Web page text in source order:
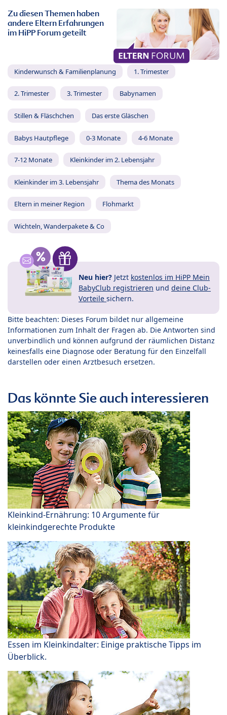
Zu diesen Themen haben
andere Eltern Erfahrungen
im HiPP Forum geteilt
Kinderwunsch & Familienplanung 1. Trimester
2. Trimester 3. Trimester Babynamen
Stillen & Fläschchen Das erste Gläschen
Babys Hautpflege 0-3 Monate 4-6 Monate
7-12 Monate Kleinkinder im 2. Lebensjahr
Kleinkinder im 3. Lebensjahr Thema des Monats
Eltern in meiner Region Flohmarkt
Wichteln, Wanderpakete & Co
Neu hier? Jetzt kostenlos im HiPP Mein
BabyClub registrieren und deine Club-
Vorteile sichern.
Bitte beachten: Dieses Forum bildet nur allgemeine
Informationen zum Inhalt der Fragen ab. Die Antworten sind
unverbindlich und können aufgrund der räumlichen Distanz
keinesfalls eine Diagnose oder Beratung für den Einzelfall
darstellen oder einen Arztbesuch ersetzen.
Das könnte Sie auch interessieren
Kleinkind-Ernährung: 10 Argumente für
kleinkindgerechte Produkte
Essen im Kleinkindalter: Einige praktische Tipps im
Überblick.